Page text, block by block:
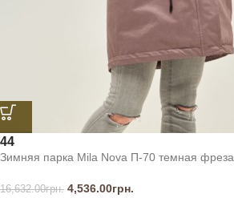
44
Зимняя парка Mila Nova П-70 темная фреза
16,632.00грн. 4,536.00грн.